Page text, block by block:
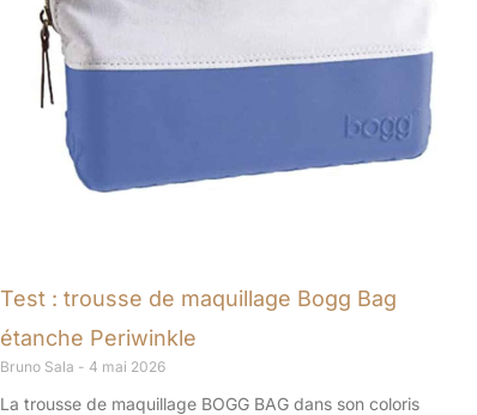
Test : trousse de maquillage Bogg Bag
étanche Periwinkle
Bruno Sala 4 mai 2026
La trousse de maquillage BOGG BAG dans son coloris